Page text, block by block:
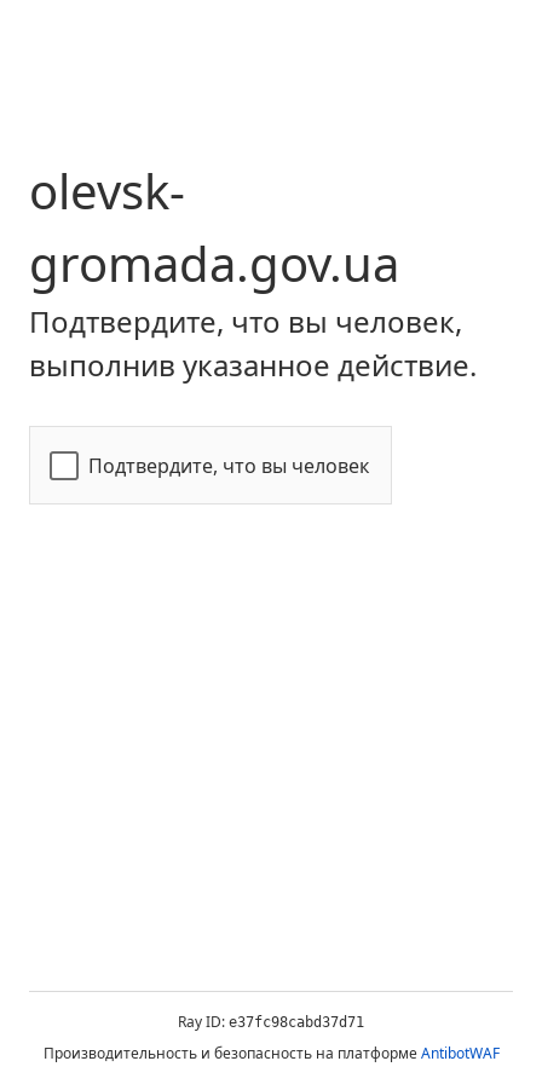
olevsk-
gromada.gov.ua
Подтвердите, что вы человек,
выполнив указанное действие.
Подтвердите, что вы человек
Ray ID: e37fc98cabd37d71
Производительность и безопасность на платформеAntibotWAF